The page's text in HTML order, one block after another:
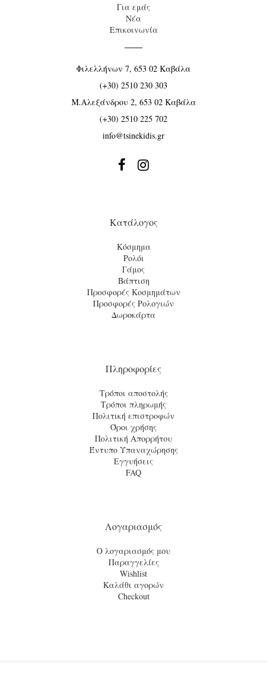
Για εμάς
Νέα
Επικοινωνία
Φιλελλήνων 7, 653 02 Καβάλα
(+30) 2510 230 303
Μ.Αλεξάνδρου 2, 653 02 Καβάλα
(+30) 2510 225 702
info@tsinekidis.gr
 
Κατάλογος
Κόσμημα
Ρολόι
Γάμος
Βάπτιση
Προσφορές Κοσμημάτων
Προσφορές Ρολογιών
Δωροκάρτα
Πληροφορίες
Τρόποι αποστολής
Τρόποι πληρωμής
Πολιτική επιστροφών
Όροι χρήσης
Πολιτική Απορρήτου
Έντυπο Υπαναχώρησης
Εγγυήσεις
FAQ
Λογαριασμός
Ο λογαριασμός μου
Παραγγελίες
Wishlist
Καλάθι αγορών
Checkout